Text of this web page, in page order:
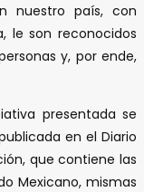
nuestro país, con
le son reconocidos
y, por ende,
presentada se
en el Diario
que contiene las
Mexicano, mismas